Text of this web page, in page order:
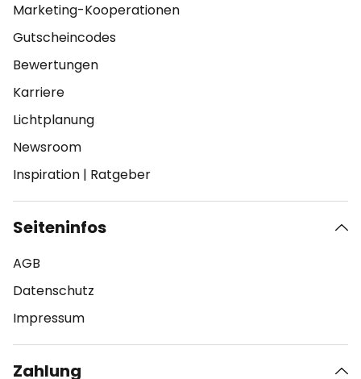
Marketing-Kooperationen
Gutscheincodes
Bewertungen
Karriere
Lichtplanung
Newsroom
Inspiration | Ratgeber
Seiteninfos
AGB
Datenschutz
Impressum
Zahlung